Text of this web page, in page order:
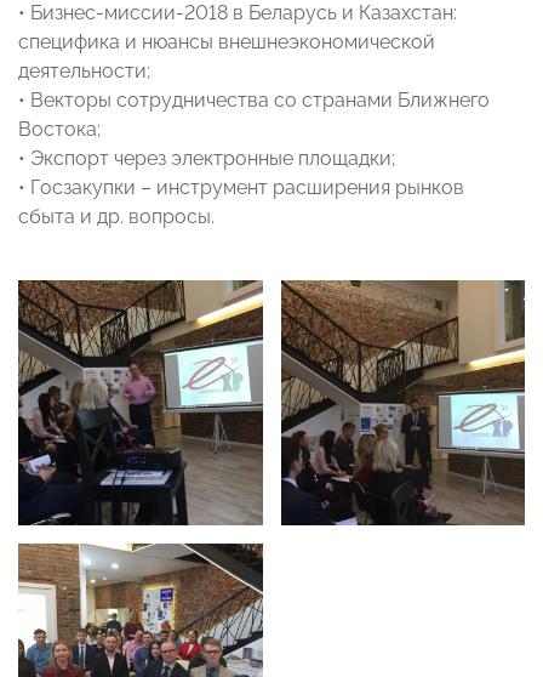
• Бизнес-миссии-2018 в Беларусь и Казахстан:
специфика и нюансы внешнеэкономической
деятельности;
• Векторы сотрудничества со странами Ближнего
Востока;
• Экспорт через электронные площадки;
• Госзакупки – инструмент расширения рынков
сбыта и др. вопросы.